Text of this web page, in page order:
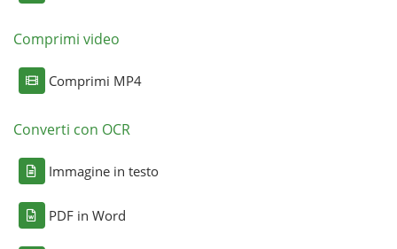
Comprimi video
Comprimi MP4
Converti con OCR
Immagine in testo
PDF in Word